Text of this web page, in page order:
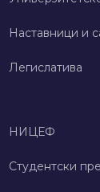
Наставници и
Легислатива
НИЦЕФ
Студентски